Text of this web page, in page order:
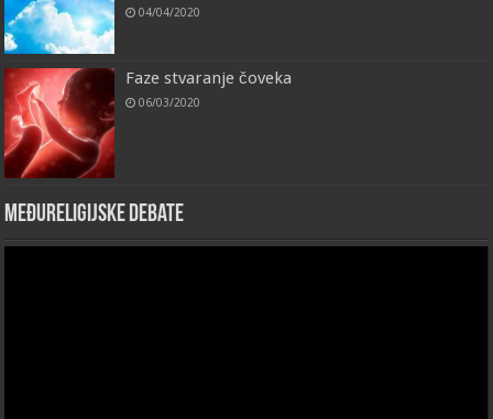
04/04/2020
Faze stvaranje čoveka
06/03/2020
Međureligijske debate